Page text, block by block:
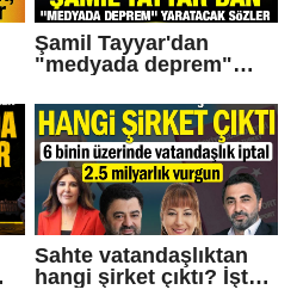
Şamil Tayyar'dan
"medyada deprem"
Sahte vatandaşlıktan
hangi şirket çıktı? İşte